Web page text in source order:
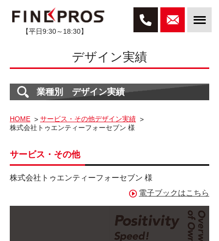
【平日9:30～18:30】
デザイン実績
業種別 デザイン実績
HOME
サービス・その他デザイン実績
株式会社トゥエンティーフォーセブン 様
サービス・その他
株式会社トゥエンティーフォーセブン 様
電子ブックはこちら